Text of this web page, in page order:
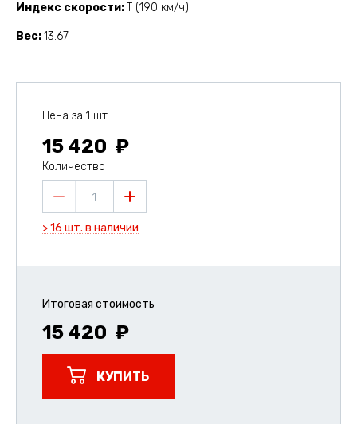
Индекс скорости T (190 км/ч)
Вес 13.67
Цена за 1 шт.
15 420
Количество
1
> 16 шт. в наличии
Итоговая стоимость
15 420
КУПИТЬ